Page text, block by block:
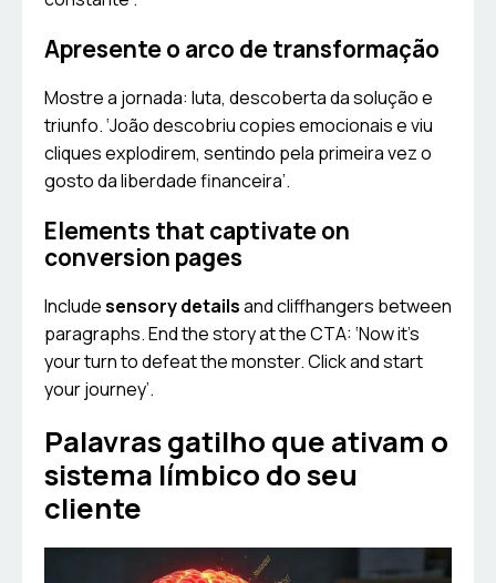
Apresente o arco de transformação
Mostre a jornada: luta, descoberta da solução e
triunfo. ‘João descobriu copies emocionais e viu
cliques explodirem, sentindo pela primeira vez o
gosto da liberdade financeira’.
Elements that captivate on
conversion pages
Includesensory detailsand cliffhangers between
paragraphs. End the story at the CTA: ‘Now it’s
your turn to defeat the monster. Click and start
your journey’.
Palavras gatilho que ativam o
sistema límbico do seu
cliente